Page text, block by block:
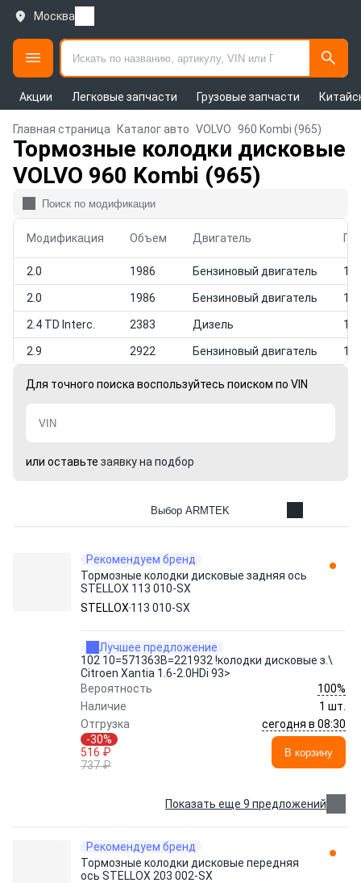
Москва
Акции Легковые запчасти Грузовые запчасти
Главная страница Каталог авто VOLVO 960 Kombi (965)
Тормозные колодки дисковые
VOLVO 960 Kombi (965)
Модификация Объем Двигатель
2.0 1986 Бензиновый двигатель
2.0 1986 Бензиновый двигатель
2.4 TD Interc. 2383 Дизель
2.9 2922 Бензиновый двигатель
Для точного поиска воспользуйтесь поиском по VIN
или оставьте заявку на подбор
Выбор ARMTEK
Рекомендуем бренд
Тормозные колодки дисковые задняя ось
STELLOX 113 010-SX
STELLOX 113 010-SX
Лучшее предложение
102 10=571363B=221932 !колодки дисковые з.\
Citroen Xantia 1.6-2.0HDi 93>
Вероятность
100%
Наличие
1 шт.
Отгрузка
сегодня в 08:30
-30%
516 ₽
737 ₽
В корзину
Показать еще 9 предложений
Рекомендуем бренд
Тормозные колодки дисковые передняя
ось STELLOX 203 002-SX